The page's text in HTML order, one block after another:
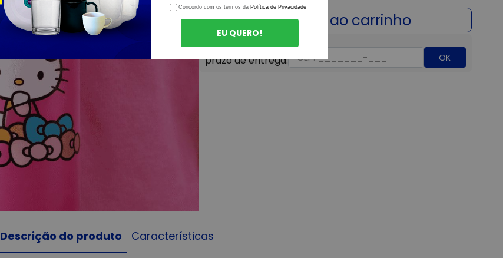
OK
Descrição do produto Características
Concordo com os termos da Política de Privacidade
EU QUERO!